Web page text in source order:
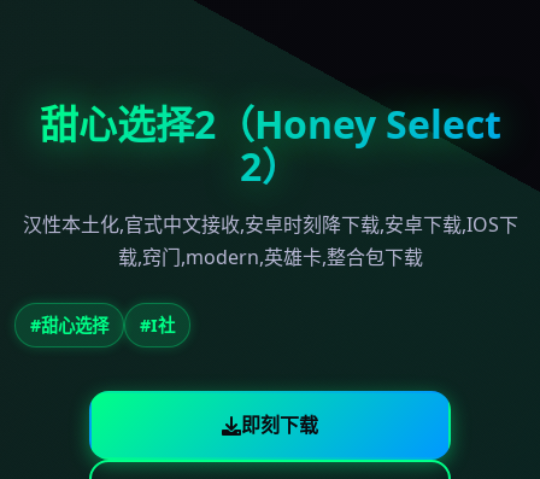
甜心选择2（Honey Select
2）
汉性本土化,官式中文接收,安卓时刻降下载,安卓下载,IOS下
载,窍门,modern,英雄卡,整合包下载
#甜心选择 #I社
即刻下载